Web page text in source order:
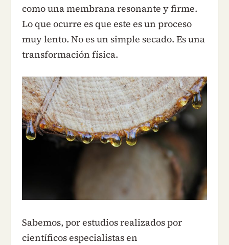
como una membrana resonante y firme.
Lo que ocurre es que este es un proceso
muy lento. No es un simple secado. Es una
transformación física.
Sabemos, por estudios realizados por
científicos especialistas en